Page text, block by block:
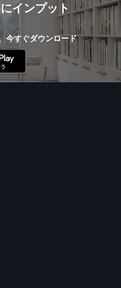
インプット
今すぐダウンロード